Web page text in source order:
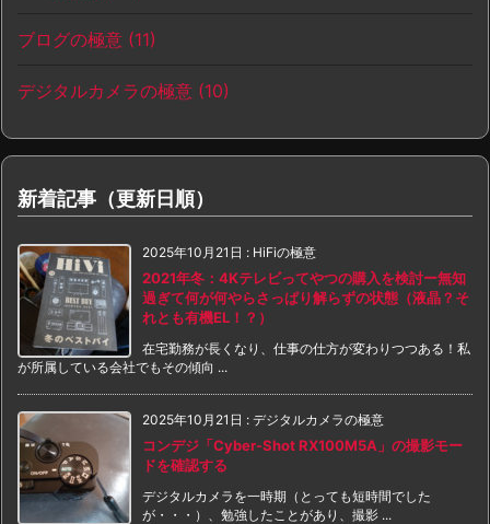
ブログの極意 (11)
デジタルカメラの極意 (10)
新着記事（更新日順）
2025年10月21日 : HiFiの極意
2021年冬：4Kテレビってやつの購入を検討ー無知
過ぎて何が何やらさっぱり解らずの状態（液晶？そ
れとも有機EL！？）
在宅勤務が長くなり、仕事の仕方が変わりつつある！私
が所属している会社でもその傾向 ...
2025年10月21日 : デジタルカメラの極意
コンデジ「Cyber-Shot RX100M5A」の撮影モー
ドを確認する
デジタルカメラを一時期（とっても短時間でした
が・・・）、勉強したことがあり、撮影 ...